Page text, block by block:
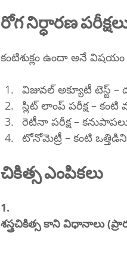
రోగ నిర్ధారణ
కంటిశుక్లం ఉందా అనే విషయం
విజువల్ అక్యూటీ టెస్ట్ –
రెటీనా పరీక్ష –
టోనోమెట్రీ – కంటి
చికిత్స ఎంపికలు
1.
శస్త్రచికిత్స కాని విధానాలు